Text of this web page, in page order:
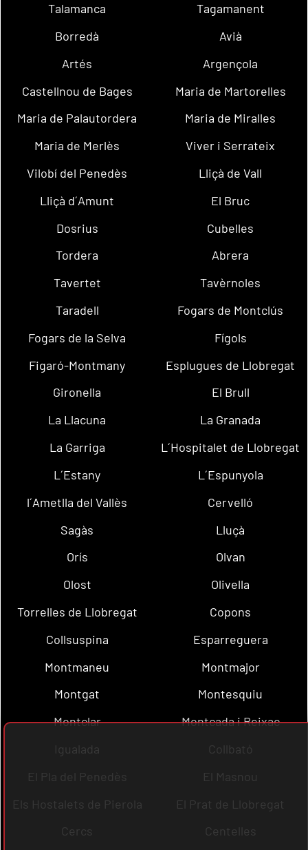
Talamanca
Tagamanent
Borredà
Avià
Artés
Argençola
Castellnou de Bages
Maria de Martorelles
Maria de Palautordera
Maria de Miralles
Maria de Merlès
Viver i Serrateix
Vilobí del Penedès
Lliçà de Vall
Lliçà d´Amunt
El Bruc
Dosrius
Cubelles
Tordera
Abrera
Tavertet
Tavèrnoles
Taradell
Fogars de Montclús
Fogars de la Selva
Fígols
Figaró-Montmany
Esplugues de Llobregat
Gironella
El Brull
La Llacuna
La Granada
La Garriga
L´Hospitalet de Llobregat
L´Estany
L´Espunyola
l´Ametlla del Vallès
Cervelló
Sagàs
Lluçà
Orís
Olvan
Olost
Olivella
Torrelles de Llobregat
Copons
Collsuspina
Esparreguera
Montmaneu
Montmajor
Montgat
Montesquiu
Montclar
Montcada i Reixac
Igualada
Collbató
El Pla del Penedès
El Masnou
Els Hostalets de Pierola
El Prat de Llobregat
Cercs
Centelles